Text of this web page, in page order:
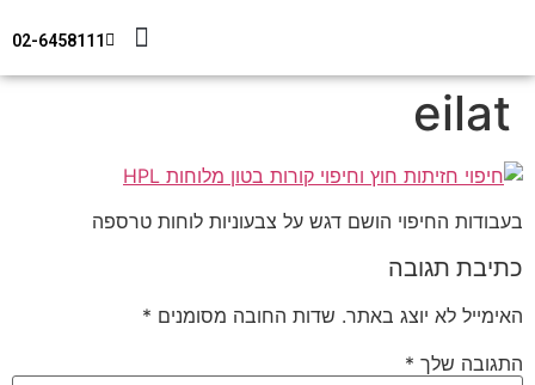
02-6458111
eilat
בעבודות החיפוי הושם דגש על צבעוניות לוחות טרספה
כתיבת תגובה
האימייל לא יוצג באתר. שדות החובה מסומנים *
התגובה שלך *